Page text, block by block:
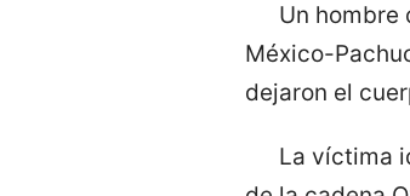
Un hombre
México-
dejaron el
La víctima